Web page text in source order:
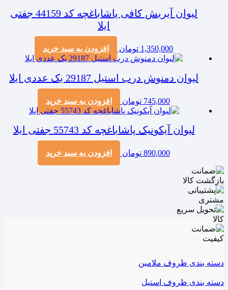
لیوان آیریش کافی پاشاباغچه کد 44159 جفتی
ایلا
1,350,000 تومان افزودن به سبد خرید
لیوان دمنوش درب استیل 29187 یک عددی ایلا
745,000 تومان افزودن به سبد خرید
لیوان آیکونیک پاشاباغچه کد 55743 جفتی ایلا
890,000 تومان افزودن به سبد خرید
دسته بندی ظروف ملامین
دسته بندی ظروف استیل